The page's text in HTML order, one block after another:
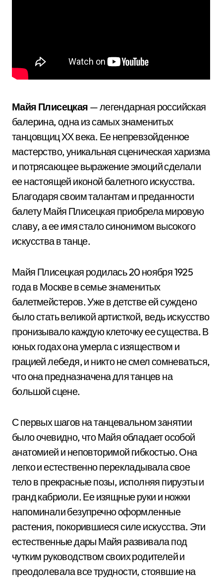
Майя Плисецкая — легендарная российская
балерина, одна из самых знаменитых
танцовщиц ХХ века. Ее непревзойденное
мастерство, уникальная сценическая харизма
и потрясающее выражение эмоций сделали
ее настоящей иконой балетного искусства.
Благодаря своим талантам и преданности
балету Майя Плисецкая приобрела мировую
славу, а ее имя стало синонимом высокого
искусства в танце.
Майя Плисецкая родилась 20 ноября 1925
года в Москве в семье знаменитых
балетмейстеров. Уже в детстве ей суждено
было стать великой артисткой, ведь искусство
пронизывало каждую клеточку ее существа. В
юных годах она умерла с изяществом и
грацией лебедя, и никто не смел сомневаться,
что она предназначена для танцев на
большой сцене.
С первых шагов на танцевальном занятии
было очевидно, что Майя обладает особой
анатомией и неповторимой гибкостью. Она
легко и естественно перекладывала свое
тело в прекрасные позы, исполняя пируэты и
гранд кабриоли. Ее изящные руки и ножки
напоминали безупречно оформленные
растения, покорившиеся силе искусства. Эти
естественные дары Майя развивала под
чутким руководством своих родителей и
преодолевала все трудности, стоявшие на